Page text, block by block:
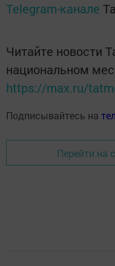
Telegram-канале
Читайте новости
национальном
https://max.ru/
Подписывайтесь на
Перейти на